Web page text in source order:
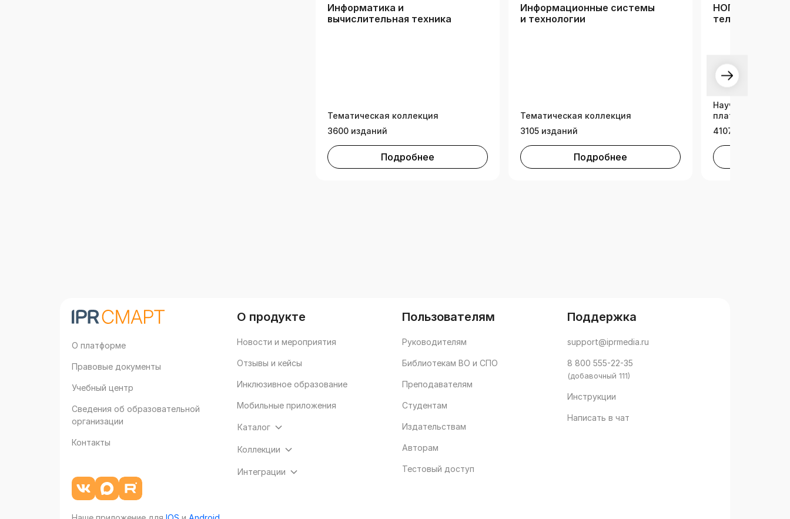
Информатика и
вычислительная техника
Тематическая коллекция
3600 изданий
Подробнее
Информационные системы
и технологии
Тематическая коллекция
3105 изданий
Подробнее
НОП
Научно-
платформа (НОП)
4107 изданий
О платформе
Правовые документы
Учебный центр
Сведения об образовательной
организации
Контакты
О продукте
Новости и мероприятия
Отзывы и кейсы
Инклюзивное образование
Мобильные приложения
Каталог
Коллекции
Интеграции
Пользователям
Руководителям
Библиотекам ВО и СПО
Преподавателям
Студентам
Издательствам
Авторам
Тестовый доступ
Поддержка
support@iprmedia.ru
8 800 555-22-35
(добавочный 111)
Инструкции
Написать в чат